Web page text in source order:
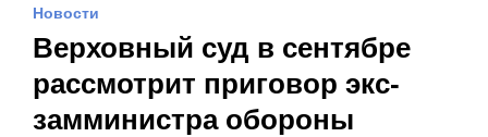
Новости
Верховный суд в сентябре
рассмотрит приговор экс-
замминистра обороны